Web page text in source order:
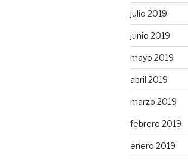
julio 2019
junio 2019
mayo 2019
abril 2019
marzo 2019
febrero 2019
enero 2019